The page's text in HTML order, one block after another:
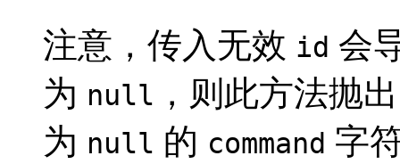
注意，传入无效 id 会
为 null ，则此方法抛
为 null 的 command 字